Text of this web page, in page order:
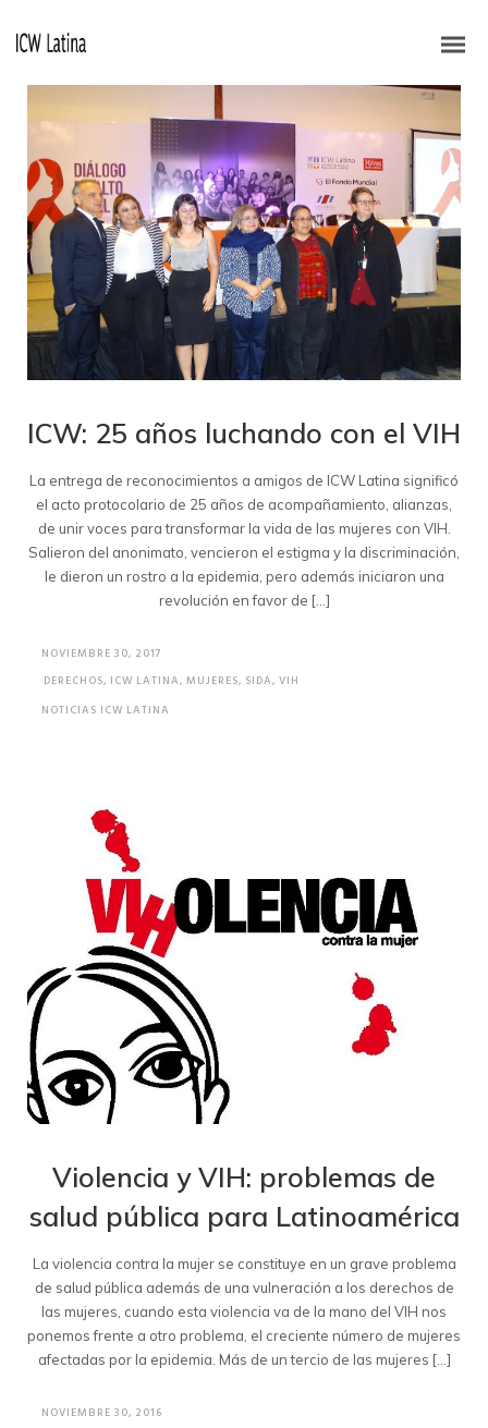
ICW: 25 años luchando con el VIH
La entrega de reconocimientos a amigos de ICW Latina significó
el acto protocolario de 25 años de acompañamiento, alianzas,
de unir voces para transformar la vida de las mujeres con VIH.
Salieron del anonimato, vencieron el estigma y la discriminación,
le dieron un rostro a la epidemia, pero además iniciaron una
revolución en favor de […]
NOVIEMBRE 30, 2017
DERECHOS, ICW LATINA, MUJERES, SIDA, VIH
NOTICIAS ICW LATINA
Violencia y VIH: problemas de
salud pública para Latinoamérica
La violencia contra la mujer se constituye en un grave problema
de salud pública además de una vulneración a los derechos de
las mujeres, cuando esta violencia va de la mano del VIH nos
ponemos frente a otro problema, el creciente número de mujeres
afectadas por la epidemia. Más de un tercio de las mujeres […]
NOVIEMBRE 30, 2016